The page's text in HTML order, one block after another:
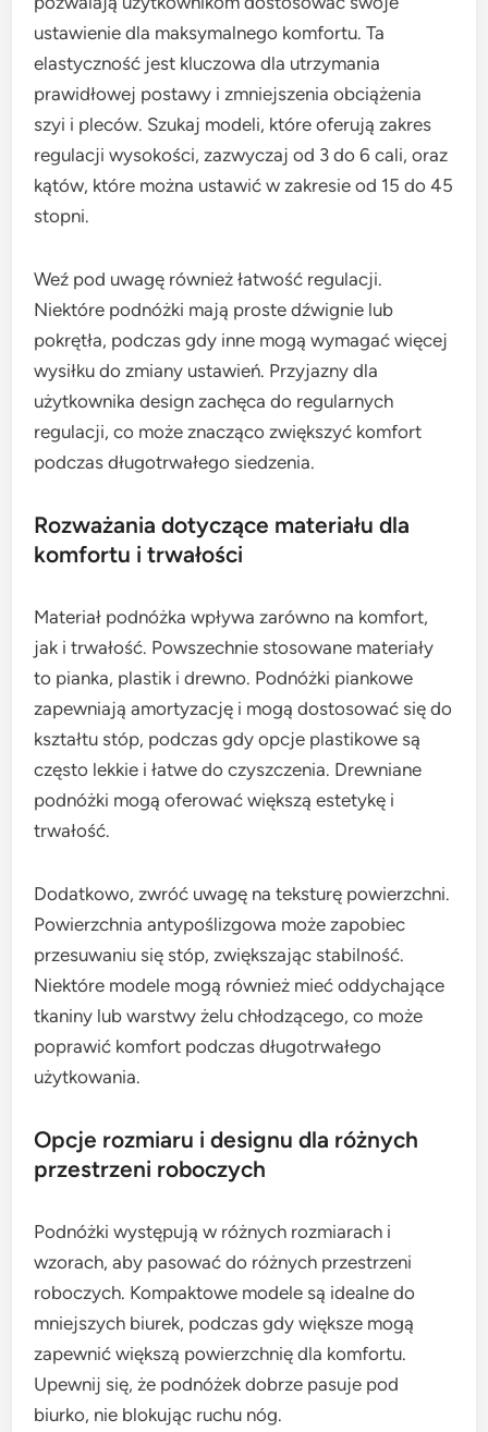
ustawienie dla maksymalnego komfortu. Ta
elastyczność jest kluczowa dla utrzymania
prawidłowej postawy i zmniejszenia obciążenia
szyi i pleców. Szukaj modeli, które oferują zakres
regulacji wysokości, zazwyczaj od 3 do 6 cali, oraz
kątów, które można ustawić w zakresie od 15 do 45
stopni.
Weź pod uwagę również łatwość regulacji.
Niektóre podnóżki mają proste dźwignie lub
pokrętła, podczas gdy inne mogą wymagać więcej
wysiłku do zmiany ustawień. Przyjazny dla
użytkownika design zachęca do regularnych
regulacji, co może znacząco zwiększyć komfort
podczas długotrwałego siedzenia.
Rozważania dotyczące materiału dla
komfortu i trwałości
Materiał podnóżka wpływa zarówno na komfort,
jak i trwałość. Powszechnie stosowane materiały
to pianka, plastik i drewno. Podnóżki piankowe
zapewniają amortyzację i mogą dostosować się do
kształtu stóp, podczas gdy opcje plastikowe są
często lekkie i łatwe do czyszczenia. Drewniane
podnóżki mogą oferować większą estetykę i
trwałość.
Dodatkowo, zwróć uwagę na teksturę powierzchni.
Powierzchnia antypoślizgowa może zapobiec
przesuwaniu się stóp, zwiększając stabilność.
Niektóre modele mogą również mieć oddychające
tkaniny lub warstwy żelu chłodzącego, co może
poprawić komfort podczas długotrwałego
użytkowania.
Opcje rozmiaru i designu dla różnych
przestrzeni roboczych
Podnóżki występują w różnych rozmiarach i
wzorach, aby pasować do różnych przestrzeni
roboczych. Kompaktowe modele są idealne do
mniejszych biurek, podczas gdy większe mogą
zapewnić większą powierzchnię dla komfortu.
Upewnij się, że podnóżek dobrze pasuje pod
biurko, nie blokując ruchu nóg.